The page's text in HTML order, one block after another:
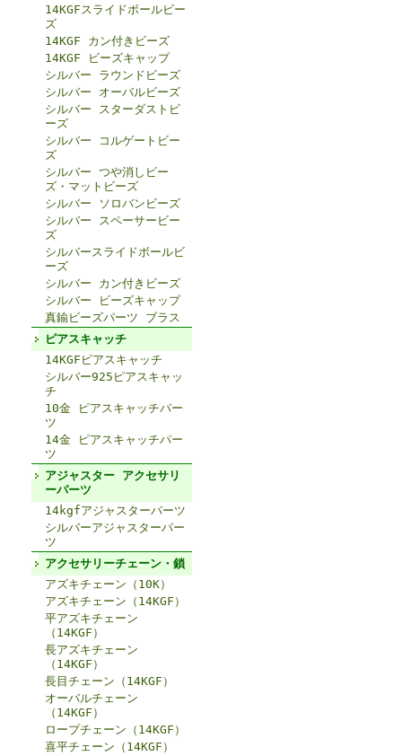
14KGFスライドボールビー
ズ
14KGF カン付きビーズ
14KGF ビーズキャップ
シルバー ラウンドビーズ
シルバー オーバルビーズ
シルバー スターダストビ
ーズ
シルバー コルゲートビー
ズ
シルバー つや消しビー
ズ・マットビーズ
シルバー ソロバンビーズ
シルバー スペーサービー
ズ
シルバースライドボールビ
ーズ
シルバー カン付きビーズ
シルバー ビーズキャップ
真鍮ビーズパーツ ブラス
ピアスキャッチ
14KGFピアスキャッチ
シルバー925ピアスキャッ
チ
10金 ピアスキャッチパー
ツ
14金 ピアスキャッチパー
ツ
アジャスター アクセサリ
ーパーツ
14kgfアジャスターパーツ
シルバーアジャスターパー
ツ
アクセサリーチェーン・鎖
アズキチェーン（10K）
アズキチェーン（14KGF）
平アズキチェーン
（14KGF）
長アズキチェーン
（14KGF）
長目チェーン（14KGF）
オーバルチェーン
（14KGF）
ロープチェーン（14KGF）
喜平チェーン（14KGF）